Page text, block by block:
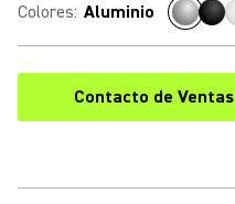
Colores: Aluminio
Contacto de Ventas